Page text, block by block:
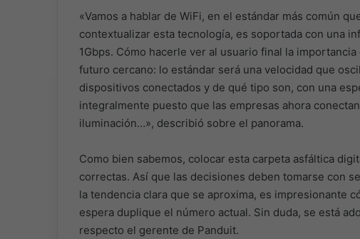
«Vamos a hablar de WiFi, en el estándar más común
contextualizar esta tecnología, es soportada con una
1Gbps. Cómo hacerle ver al usuario final la
futuro cercano: lo estándar será una velocidad que
dispositivos conectados y de qué tipo son, con una
integralmente puesto que las empresas ahora
iluminación…», describió sobre el panorama.
Como bien sabemos, colocar esta carpeta asfáltica
correctas. Así que las decisiones deben tomarse con
la tendencia clara que se aproxima, es impresionante
espera duplique el número actual. Sin duda, se está
respecto el gerente de Panduit.